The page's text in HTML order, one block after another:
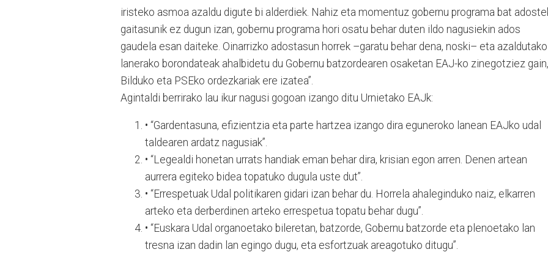
iristeko asmoa azaldu digute bi alderdiek. Nahiz eta momentuz gobernu programa bat
gaitasunik ez dugun izan, gobernu programa hori osatu behar duten ildo nagusiekin ados
gaudela esan daiteke. Oinarrizko adostasun horrek –garatu behar dena, noski– eta azaldutako
lanerako borondateak ahalbidetu du Gobernu batzordearen osaketan EAJ-ko zinegotziez gain,
Bilduko eta PSEko ordezkariak ere izatea”.
Agintaldi berrirako lau ikur nagusi gogoan izango ditu Urnietako EAJk:
• “Gardentasuna, efizientzia eta parte hartzea izango dira eguneroko lanean EAJko udal
taldearen ardatz nagusiak”.
• “Legealdi honetan urrats handiak eman behar dira, krisian egon arren. Denen artean
aurrera egiteko bidea topatuko dugula uste dut”.
• “Errespetuak Udal politikaren gidari izan behar du. Horrela ahaleginduko naiz, elkarren
arteko eta derberdinen arteko errespetua topatu behar dugu”.
• “Euskara Udal organoetako bileretan, batzorde, Gobernu batzorde eta plenoetako lan
tresna izan dadin lan egingo dugu, eta esfortzuak areagotuko ditugu”.